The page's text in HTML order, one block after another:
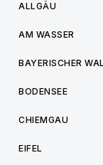
ALLGÄU
AM WASSER
BAYERISCHER
BODENSEE
CHIEMGAU
EIFEL